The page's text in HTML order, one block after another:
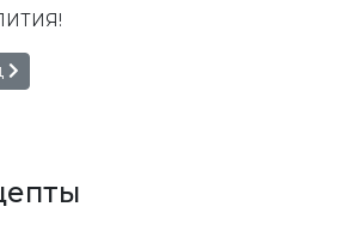
пирог с персиками от Надежды
Кальмары в сметане от Надежды